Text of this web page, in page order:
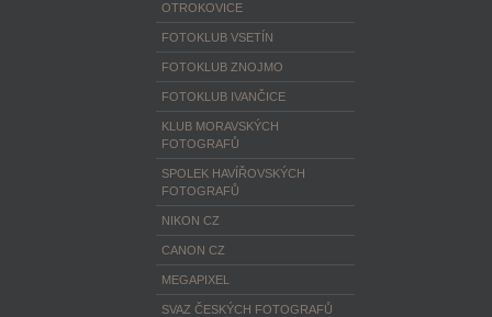
OTROKOVICE
FOTOKLUB VSETÍN
FOTOKLUB ZNOJMO
FOTOKLUB IVANČICE
KLUB MORAVSKÝCH
FOTOGRAFŮ
SPOLEK HAVÍŘOVSKÝCH
FOTOGRAFŮ
NIKON CZ
CANON CZ
MEGAPIXEL
SVAZ ČESKÝCH FOTOGRAFŮ